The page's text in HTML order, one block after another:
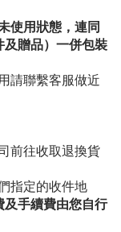
使用狀態，連同
贈品）一併包裝
請聯繫客服做近
前往收取退換貨
指定的收件地
及手續費由您自行